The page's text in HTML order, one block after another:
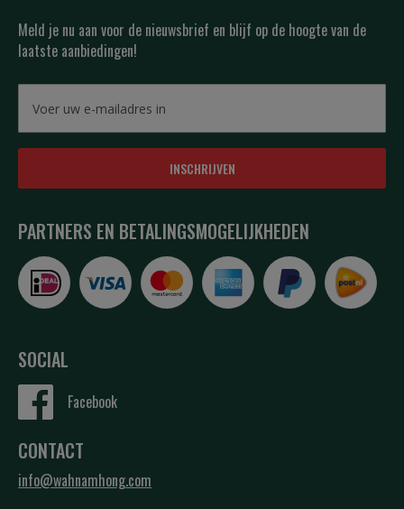
Meld je nu aan voor de nieuwsbrief en blijf op de hoogte van de
laatste aanbiedingen!
INSCHRIJVEN
PARTNERS EN BETALINGSMOGELIJKHEDEN
SOCIAL
Facebook
CONTACT
info@wahnamhong.com